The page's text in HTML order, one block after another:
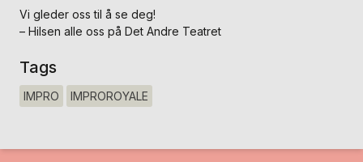
Vi gleder oss til å se deg!
– Hilsen alle oss på Det Andre Teatret
Tags
IMPRO IMPROROYALE